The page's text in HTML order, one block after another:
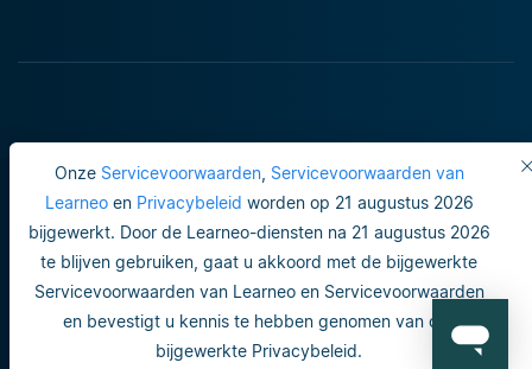
Onze Servicevoorwaarden, Servicevoorwaarden van
Learneoen Privacybeleid worden op 21 augustus 2026
bijgewerkt. Door de Learneo-diensten na 21 augustus 2026
te blijven gebruiken, gaat u akkoord met de bijgewerkte
Servicevoorwaarden van Learneo en Servicevoorwaarden
en bevestigt u kennis te hebben genomen van ons
bijgewerkte Privacybeleid.
Gebruiksvoorwaarden
Do not sell or share my personal info
Veiligheid en privacy